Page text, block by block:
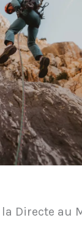
la Directe